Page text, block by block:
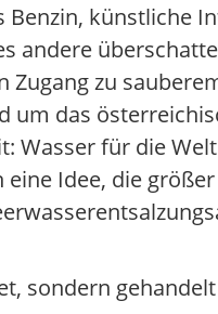
künstliche
andere
zu
um das
Wasser für die
Idee, die
sondern